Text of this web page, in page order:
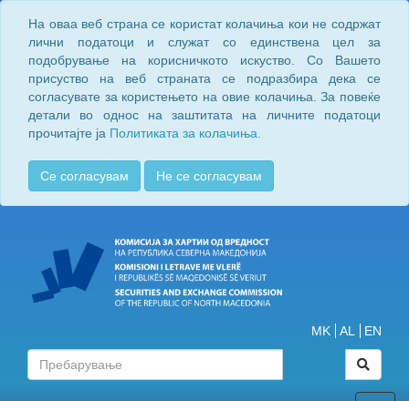
На оваа веб страна се користат колачиња кои не содржат
лични податоци и служат со единствена цел за
подобрување на корисничкото искуство. Со Вашето
присуство на веб страната се подразбира дека се
согласувате за користењето на овие колачиња. За повеќе
детали во однос на заштитата на личните податоци
прочитајте ја Политиката за колачиња.
Се согласувам Не се согласувам
MK AL EN